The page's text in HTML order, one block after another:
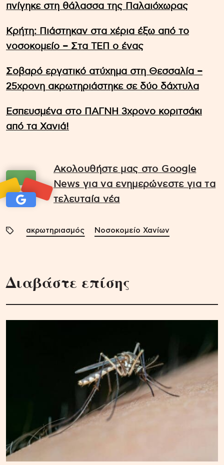
πνίγηκε στη θάλασσα της Παλαιόχωρας
Κρήτη: Πιάστηκαν στα χέρια έξω από το
νοσοκομείο – Στα ΤΕΠ ο ένας
Σοβαρό εργατικό ατύχημα στη Θεσσαλία –
25χρονη ακρωτηριάστηκε σε δύο δάχτυλα
Εσπευσμένα στο ΠΑΓΝΗ 3χρονο κοριτσάκι
από τα Χανιά!
Ακολουθήστε μας στο Google
News για να ενημερώνεστε για τα
τελευταία νέα
ακρωτηριασμός Νοσοκομείο Χανίων
Διαβάστε επίσης